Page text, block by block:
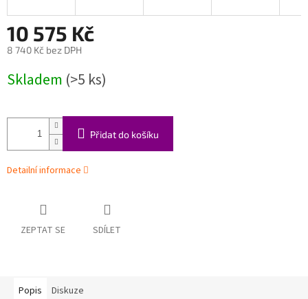
10 575 Kč
8 740 Kč bez DPH
cena:
Skladem (>5 ks)
Přidat do košíku
Detailní informace
ZEPTAT SE SDÍLET
Popis Diskuze